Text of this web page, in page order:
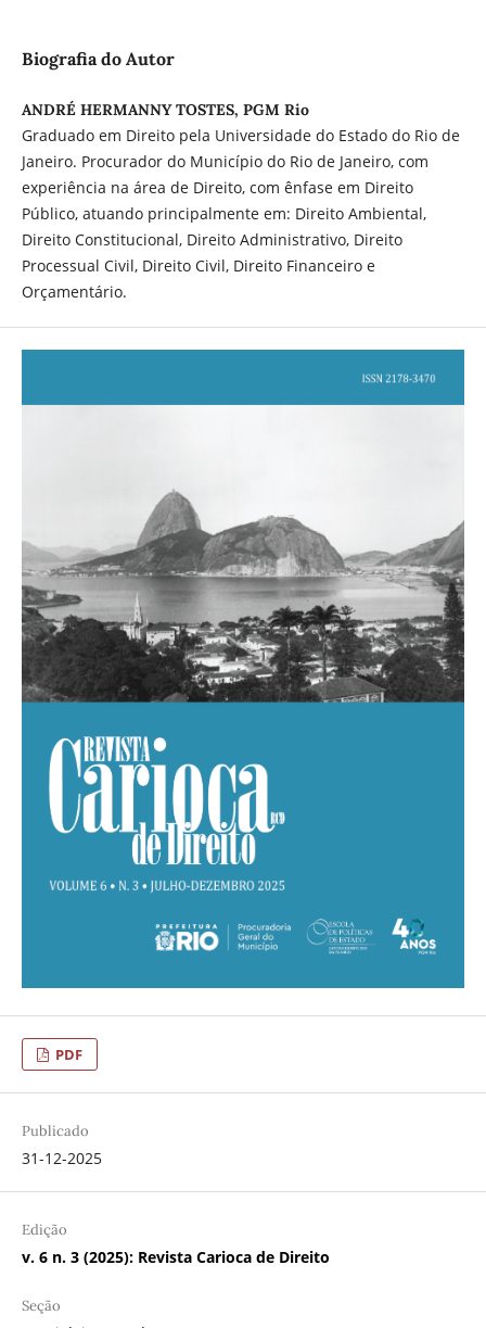
Biografia do Autor
ANDRÉ HERMANNY TOSTES, PGM Rio
Graduado em Direito pela Universidade do Estado do Rio de
Janeiro. Procurador do Município do Rio de Janeiro, com
experiência na área de Direito, com ênfase em Direito
Público, atuando principalmente em: Direito Ambiental,
Direito Constitucional, Direito Administrativo, Direito
Processual Civil, Direito Civil, Direito Financeiro e
Orçamentário.
PDF
Publicado
31-12-2025
Edição
v. 6 n. 3 (2025): Revista Carioca de Direito
Seção